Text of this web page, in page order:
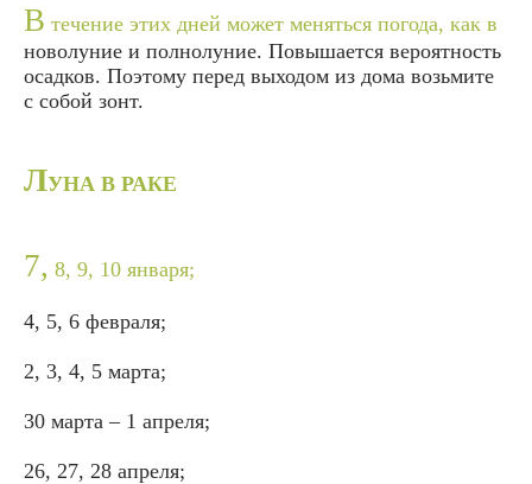
В течение этих дней может меняться погода, как в
новолуние и полнолуние. Повышается вероятность
осадков. Поэтому перед выходом из дома возьмите
с собой зонт.
ЛУНА В РАКЕ
7, 8, 9, 10 января;
4, 5, 6 февраля;
2, 3, 4, 5 марта;
30 марта – 1 апреля;
26, 27, 28 апреля;